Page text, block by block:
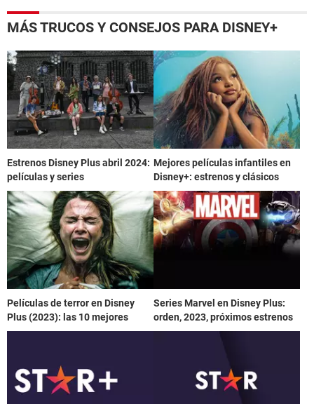
MÁS TRUCOS Y CONSEJOS PARA DISNEY+
Estrenos Disney Plus abril 2024:
películas y series
Mejores películas infantiles en
Disney+: estrenos y clásicos
Películas de terror en Disney
Plus (2023): las 10 mejores
Series Marvel en Disney Plus:
orden, 2023, próximos estrenos